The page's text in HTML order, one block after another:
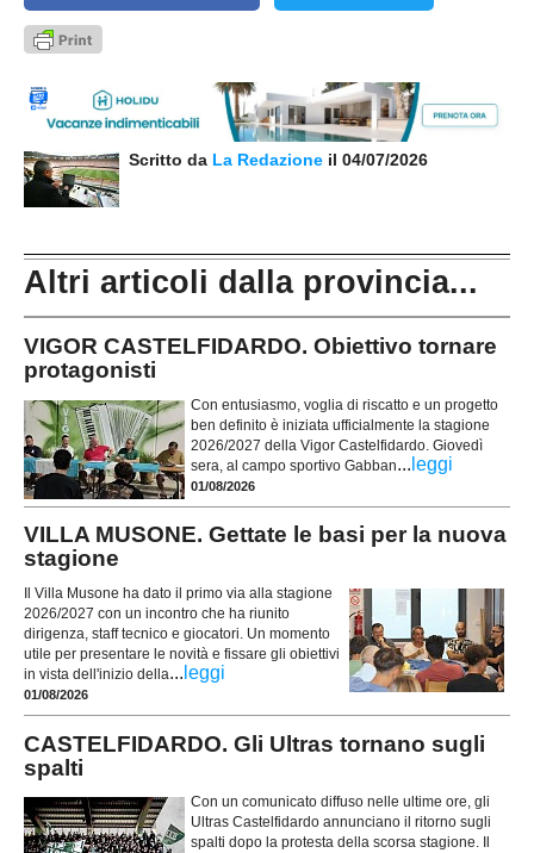
Scritto da La Redazione il 04/07/2026
Altri articoli dalla provincia...
VIGOR CASTELFIDARDO. Obiettivo tornare
protagonisti
Con entusiasmo, voglia di riscatto e un progetto
ben definito è iniziata ufficialmente la stagione
2026/2027 della Vigor Castelfidardo. Giovedì
sera, al campo sportivo Gabban... leggi
01/08/2026
VILLA MUSONE. Gettate le basi per la nuova
stagione
Il Villa Musone ha dato il primo via alla stagione
2026/2027 con un incontro che ha riunito
dirigenza, staff tecnico e giocatori. Un momento
utile per presentare le novità e fissare gli obiettivi
in vista dell'inizio della... leggi
01/08/2026
CASTELFIDARDO. Gli Ultras tornano sugli
spalti
Con un comunicato diffuso nelle ultime ore, gli
Ultras Castelfidardo annunciano il ritorno sugli
spalti dopo la protesta della scorsa stagione. Il